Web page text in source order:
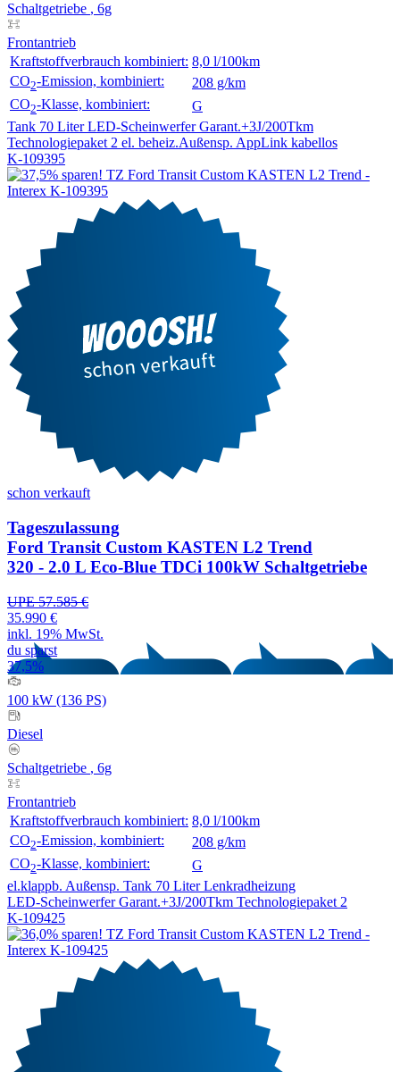
Schaltgetriebe , 6g
Frontantrieb
Kraftstoffverbrauch kombiniert: 8,0 l/100km
CO2-Emission, kombiniert:
208 g/km
CO2-Klasse, kombiniert:
G
Tank 70 Liter LED-Scheinwerfer Garant.+3J/200Tkm
Technologiepaket 2 el. beheiz.Außensp. AppLink kabellos
K-109395
schon verkauft
Tageszulassung
Ford Transit Custom KASTEN L2 Trend
320 - 2.0 L Eco-Blue TDCi 100kW Schaltgetriebe
UPE 57.585 €
35.990 €
inkl. 19% MwSt.
du sparst
37,5%
100 kW (136 PS)
Diesel
Schaltgetriebe , 6g
Frontantrieb
Kraftstoffverbrauch kombiniert: 8,0 l/100km
CO2-Emission, kombiniert:
208 g/km
CO2-Klasse, kombiniert:
G
el.klappb. Außensp. Tank 70 Liter Lenkradheizung
LED-Scheinwerfer Garant.+3J/200Tkm Technologiepaket 2
K-109425